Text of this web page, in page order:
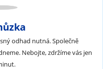
odhad nutná. Společně
Nebojte, zdržíme vás jen